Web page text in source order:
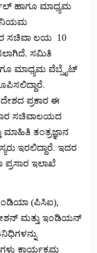
ಹಾಗೂ ಮಾಧ್ಯಮ
ನಿಯಮ
ಸಚಿವಾ ಲಯ 10
ಸಮಿತಿ
ಮಾಧ್ಯಮ ವೆಬ್ಸೈಟ್
ಪ್ರಕಾರ ಈ
ಸಚಿವಾಲಯದ
ಮಾಹಿತಿ ತಂತ್ರಜ್ಞಾನ
ಇರಲಿದ್ದಾರೆ. ಇದರ
ಇಲಾಖೆ
(ಪಿಸಿಐ),
ಮತ್ತು ಇಂಡಿಯನ್
ಕಾರ್ಯಕ್ರಮ